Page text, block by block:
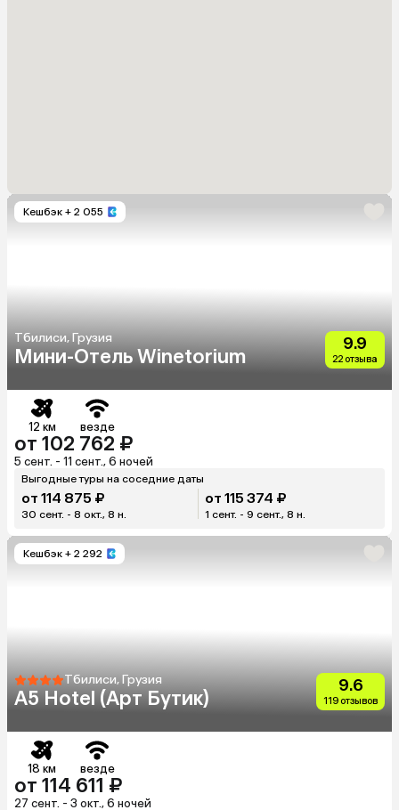
Кешбэк + 2 055
Тбилиси, Грузия
Мини-Отель Winetorium
9.9
22 отзыва
12 км везде
от 102 762 ₽
5 сент. - 11 сент., 6 ночей
Выгодные туры на соседние даты
от 114 875 ₽
30 сент. - 8 окт., 8 н.
от 115 374 ₽
1 сент. - 9 сент., 8 н.
Кешбэк + 2 292
Тбилиси, Грузия
A5 Hotel (Арт Бутик)
9.6
119 отзывов
18 км везде
от 114 611 ₽
27 сент. - 3 окт., 6 ночей